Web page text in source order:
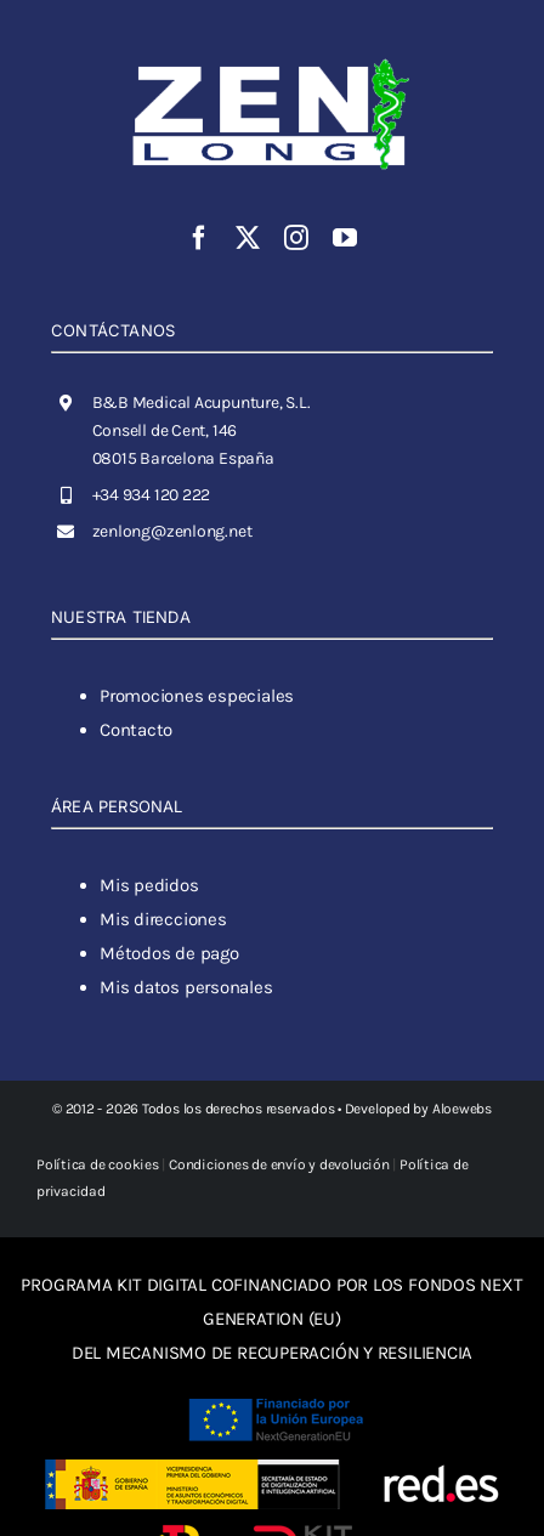
CONTÁCTANOS
B&B Medical Acupunture, S.L.
Consell de Cent, 146
08015 Barcelona España
+34 934 120 222
zenlong@zenlong.net
NUESTRA TIENDA
Promociones especiales
Contacto
ÁREA PERSONAL
Mis pedidos
Mis direcciones
Métodos de pago
Mis datos personales
© 2012 - 2026 Todos los derechos reservados • Developed by Aloewebs
Política de cookies|Condiciones de envío y devolución| Política de
privacidad
PROGRAMA KIT DIGITAL COFINANCIADO POR LOS FONDOS NEXT
GENERATION (EU)
DEL MECANISMO DE RECUPERACIÓN Y RESILIENCIA